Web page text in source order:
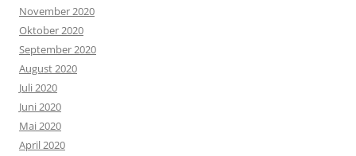
November 2020
Oktober 2020
September 2020
August 2020
Juli 2020
Juni 2020
Mai 2020
April 2020